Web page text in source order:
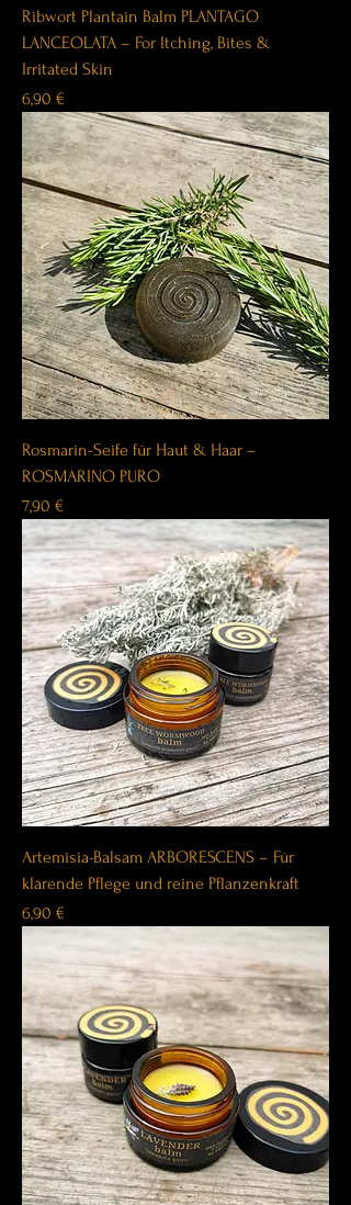
Ribwort Plantain Balm PLANTAGO
LANCEOLATA – For Itching, Bites &
Irritated Skin
Price
6,90 €
Rosmarin-Seife für Haut & Haar –
ROSMARINO PURO
Price
7,90 €
Artemisia-Balsam ARBORESCENS – Für
klärende Pflege und reine Pflanzenkraft
Price
6,90 €